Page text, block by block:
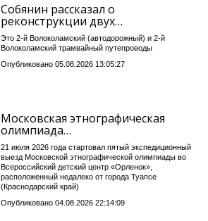
Собянин рассказал о
реконструкции двух…
Это 2-й Волоколамский (автодорожный) и 2-й
Волоколамский трамвайный путепроводы
Опубликовано 05.08.2026 13:05:27
Московская этнографическая
олимпиада…
21 июля 2026 года стартовал пятый экспедиционный
выезд Московской этнографической олимпиады во
Всероссийский детский центр «Орленок»,
расположенный недалеко от города Туапсе
(Краснодарский край)
Опубликовано 04.08.2026 22:14:09